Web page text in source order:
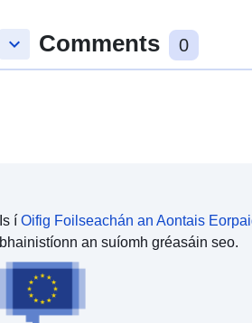
keyboard_arrow_down Comments 0
Is í Oifig Foilseachán an Aontais
bhainistíonn an suíomh gréasáin seo.